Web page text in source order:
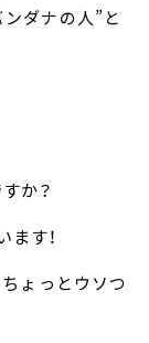
ダナの人”と
か？
す！
ちょっとウソつ